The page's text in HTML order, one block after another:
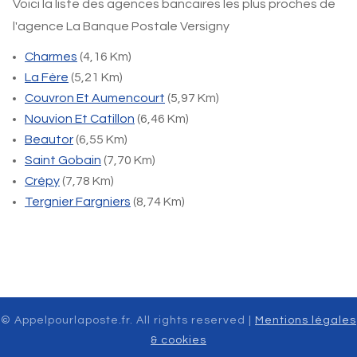
Voici la liste des agences bancaires les plus proches de
l'agence La Banque Postale Versigny
Charmes (4,16 Km)
La Fère (5,21 Km)
Couvron Et Aumencourt (5,97 Km)
Nouvion Et Catillon (6,46 Km)
Beautor(6,55 Km)
Saint Gobain (7,70 Km)
Crépy(7,78 Km)
Tergnier Fargniers (8,74 Km)
© Appelpourlaposte.fr. All rights reserved |
Mentions légales
& cookies